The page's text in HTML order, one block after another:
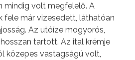
mindig volt megfelelő. A
fele már vizesedett, láthatóan
Az utóíze mogyorós,
tartott. Az ital krémje
közepes vastagságú volt,